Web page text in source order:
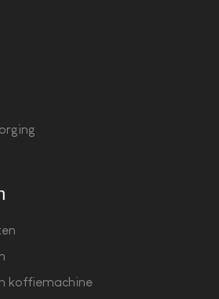
koffiemachine